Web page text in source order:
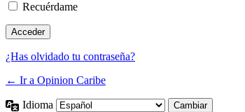
Recuérdame
¿Has olvidado tu contraseña?
← Ir a Opinion Caribe
Idioma